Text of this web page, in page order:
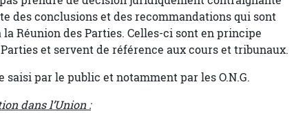
des conclusions et des recommandations qui sont
Réunion des Parties. Celles-ci sont en principe
et servent de référence aux cours et tribunaux.
saisi par le public et notamment par les O.N.G.
dans l’Union :